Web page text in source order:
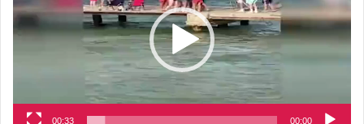
00:00
00:33